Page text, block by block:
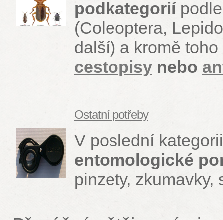
podkategorií
(Coleoptera,
další) a kromě
cestopisy nebo
Ostatní potřeby
V poslední
entomologické
pinzety, zkumavky,